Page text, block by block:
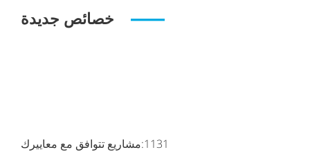
خصائص جديدة
1131مشاريع تتوافق مع معاييرك: